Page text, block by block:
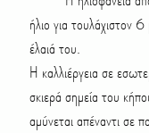
ήλιο για τουλάχιστον
έλαιά του.
Η καλλιέργεια σε
σκιερά σημεία του
αμύνεται απέναντι σε